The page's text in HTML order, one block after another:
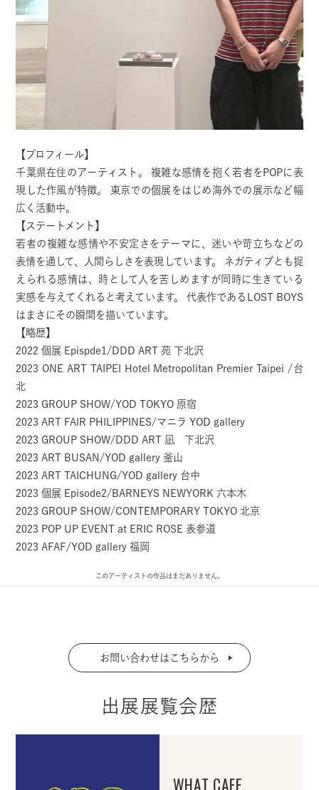
【プロフィール】
千葉県在住のアーティスト。 複雑な感情を抱く若者をPOPに表
現した作風が特徴。 東京での個展をはじめ海外での展示など幅
広く活動中。
【ステートメント】
若者の複雑な感情や不安定さをテーマに、迷いや苛立ちなどの
表情を通して、人間らしさを表現しています。 ネガティブとも捉
えられる感情は、時として人を苦しめますが同時に生きている
実感を与えてくれると考えています。 代表作であるLOST BOYS
はまさにその瞬間を描いています。
【略歴】
2022 個展 Epispde1/DDD ART 苑 下北沢
2023 ONE ART TAIPEI Hotel Metropolitan Premier Taipei /台
北
2023 GROUP SHOW/YOD TOKYO 原宿
2023 ART FAIR PHILIPPINES/マニラ YOD gallery
2023 GROUP SHOW/DDD ART 凪 下北沢
2023 ART BUSAN/YOD gallery 釜山
2023 ART TAICHUNG/YOD gallery 台中
2023 個展 Episode2/BARNEYS NEWYORK 六本木
2023 GROUP SHOW/CONTEMPORARY TOKYO 北京
2023 POP UP EVENT at ERIC ROSE 表参道
2023 AFAF/YOD gallery 福岡
このアーティストの作品はまだありません。
お問い合わせはこちらから
出展展覧会歴
WHAT CAFE